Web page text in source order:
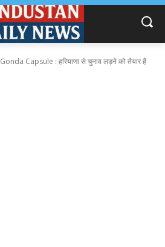
Gonda Capsule : हरियाणा से चुनाव लड़ने को तैयार हैं